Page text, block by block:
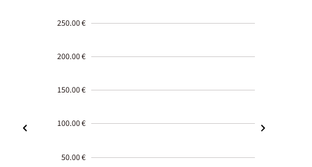
250.00 €
200.00 €
150.00 €
100.00 €
50.00 €